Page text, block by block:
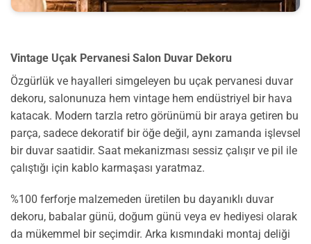
Vintage Uçak Pervanesi Salon Duvar Dekoru
Özgürlük ve hayalleri simgeleyen bu uçak pervanesi duvar
dekoru, salonunuza hem vintage hem endüstriyel bir hava
katacak. Modern tarzla retro görünümü bir araya getiren bu
parça, sadece dekoratif bir öğe değil, aynı zamanda işlevsel
bir duvar saatidir. Saat mekanizması sessiz çalışır ve pil ile
çalıştığı için kablo karmaşası yaratmaz.
%100 ferforje malzemeden üretilen bu dayanıklı duvar
dekoru, babalar günü, doğum günü veya ev hediyesi olarak
da mükemmel bir seçimdir. Arka kısmındaki montaj deliği